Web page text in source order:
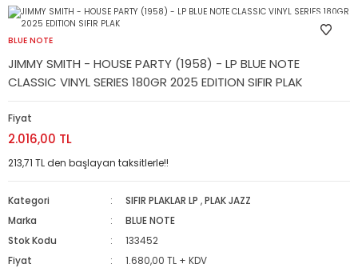
BLUE NOTE
JIMMY SMITH - HOUSE PARTY (1958) - LP BLUE NOTE
CLASSIC VINYL SERIES 180GR 2025 EDITION SIFIR PLAK
Fiyat
2.016,00 TL
213,71 TL den başlayan taksitlerle!!
Kategori SIFIR PLAKLAR LP ,PLAK JAZZ
Marka
BLUE NOTE
Stok Kodu
133452
Fiyat
1.680,00 TL + KDV